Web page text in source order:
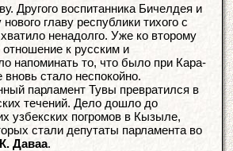
Другого воспитанника Бичелдея и
главу республики тихого с
ненадолго. Уже ко второму
отношение к русским и
напоминать то, что было при Кара-
стало неспокойно.
парламент Тувы превратился в
течений. Дело дошло до
узбекских погромов в Кызыле,
стали депутаты парламента во
К. Даваа.